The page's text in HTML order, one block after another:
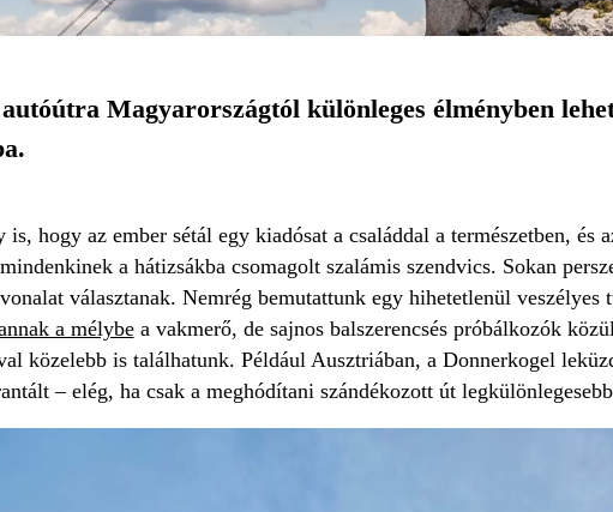
Magyarországtól különleges élményben
hogy az ember sétál egy kiadósat a családdal a természetben, és
a hátizsákba csomagolt szalámis szendvics. Sokan
választanak. Nemrég bemutattunk egy hihetetlenül
a mélybea vakmerő, de sajnos balszerencsés próbálkozók
közelebb is találhatunk. Például Ausztriában, a Donnerkogel
– elég, ha csak a meghódítani szándékozott út